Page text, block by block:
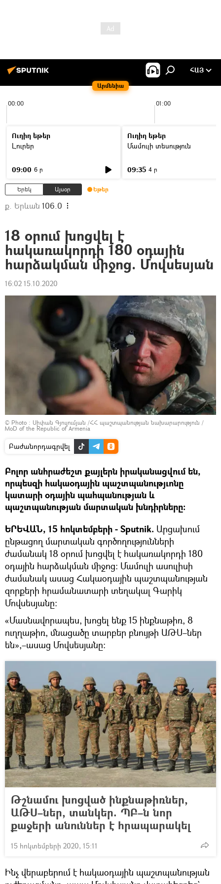
Արմենիա
ՀԱՅ
00:00 01:00
Ուղիղ եթեր
Լուրեր
09:00 6 ր
Ուղիղ եթեր
Մամուլի տեսություն
09:35 4 ր
Երեկ Այսօր Եթեր
ք. Երևան 106.0
18 օրում խոցվել է
հակառակորդի 180 օդային
հարձակման միջոց. Մովսեսյան
16:02 15.10.2020
© Photo : Սիփան Գյուլումյան /ՀՀ պաշտպանության նախարարություն /
MoD of the Republic of Armenia
Բաժանորդագրվել
Բոլոր անհրաժեշտ քայլերն իրականացվում են,
որպեսզի հակաօդային պաշտպանությւոնը
կատարի օդային պահպանության և
պաշտպանության մարտական խնդիրները։
ԵՐԵՎԱՆ, 15 հոկտեմբերի - Sputnik. Արցախում
ընթացող մարտական գործողությունների
ժամանակ 18 օրում խոցվել է հակառակորդի 180
օդային հարձակման միջոց։ Մամուլի ասուլիսի
ժամանակ ասաց Հակաօդային պաշտպանության
զորքերի հրամանատարի տեղակալ Գարիկ
Մովսեսյանը։
«Մասնավորապես, խոցել ենք 15 ինքնաթիռ, 8
ուղղաթիռ, մնացածը տարբեր բնույթի ԱԹՍ–ներ
են»,–ասաց Մովսեսյանը։
Թշնամու խոցված ինքնաթիռներ,
ԱԹՍ–ներ, տանկեր. ՊԲ–ն նոր
քաջերի անուններ է հրապարակել
15 հոկտեմբերի 2020, 15:11
Ինչ վերաբերում է հակաօդային պաշտպանության